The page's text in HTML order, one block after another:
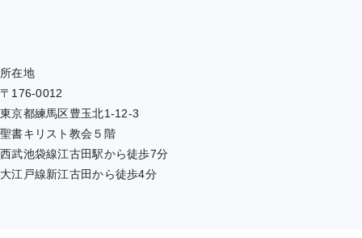
所在地
〒176-0012
東京都練馬区豊玉北1-12-3
聖書キリスト教会５階
西武池袋線江古田駅から徒歩7分
大江戸線新江古田から徒歩4分